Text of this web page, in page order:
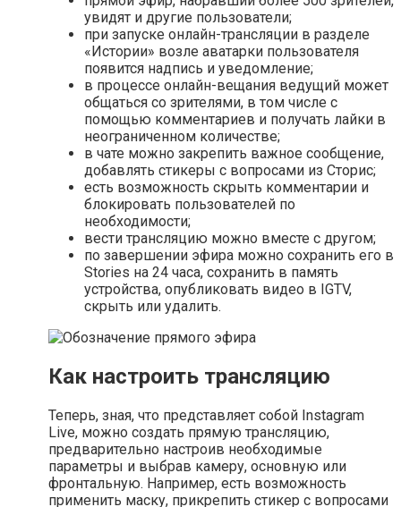
увидят и другие пользователи;
при запуске онлайн-трансляции в разделе
«Истории» возле аватарки пользователя
появится надпись и уведомление;
в процессе онлайн-вещания ведущий может
общаться со зрителями, в том числе с
помощью комментариев и получать лайки в
неограниченном количестве;
в чате можно закрепить важное сообщение,
добавлять стикеры с вопросами из Сторис;
есть возможность скрыть комментарии и
блокировать пользователей по
необходимости;
вести трансляцию можно вместе с другом;
по завершении эфира можно сохранить его в
Stories на 24 часа, сохранить в память
устройства, опубликовать видео в IGTV,
скрыть или удалить.
Как настроить трансляцию
Теперь, зная, что представляет собой Instagram
Live, можно создать прямую трансляцию,
предварительно настроив необходимые
параметры и выбрав камеру, основную или
фронтальную. Например, есть возможность
применить маску, прикрепить стикер с вопросами